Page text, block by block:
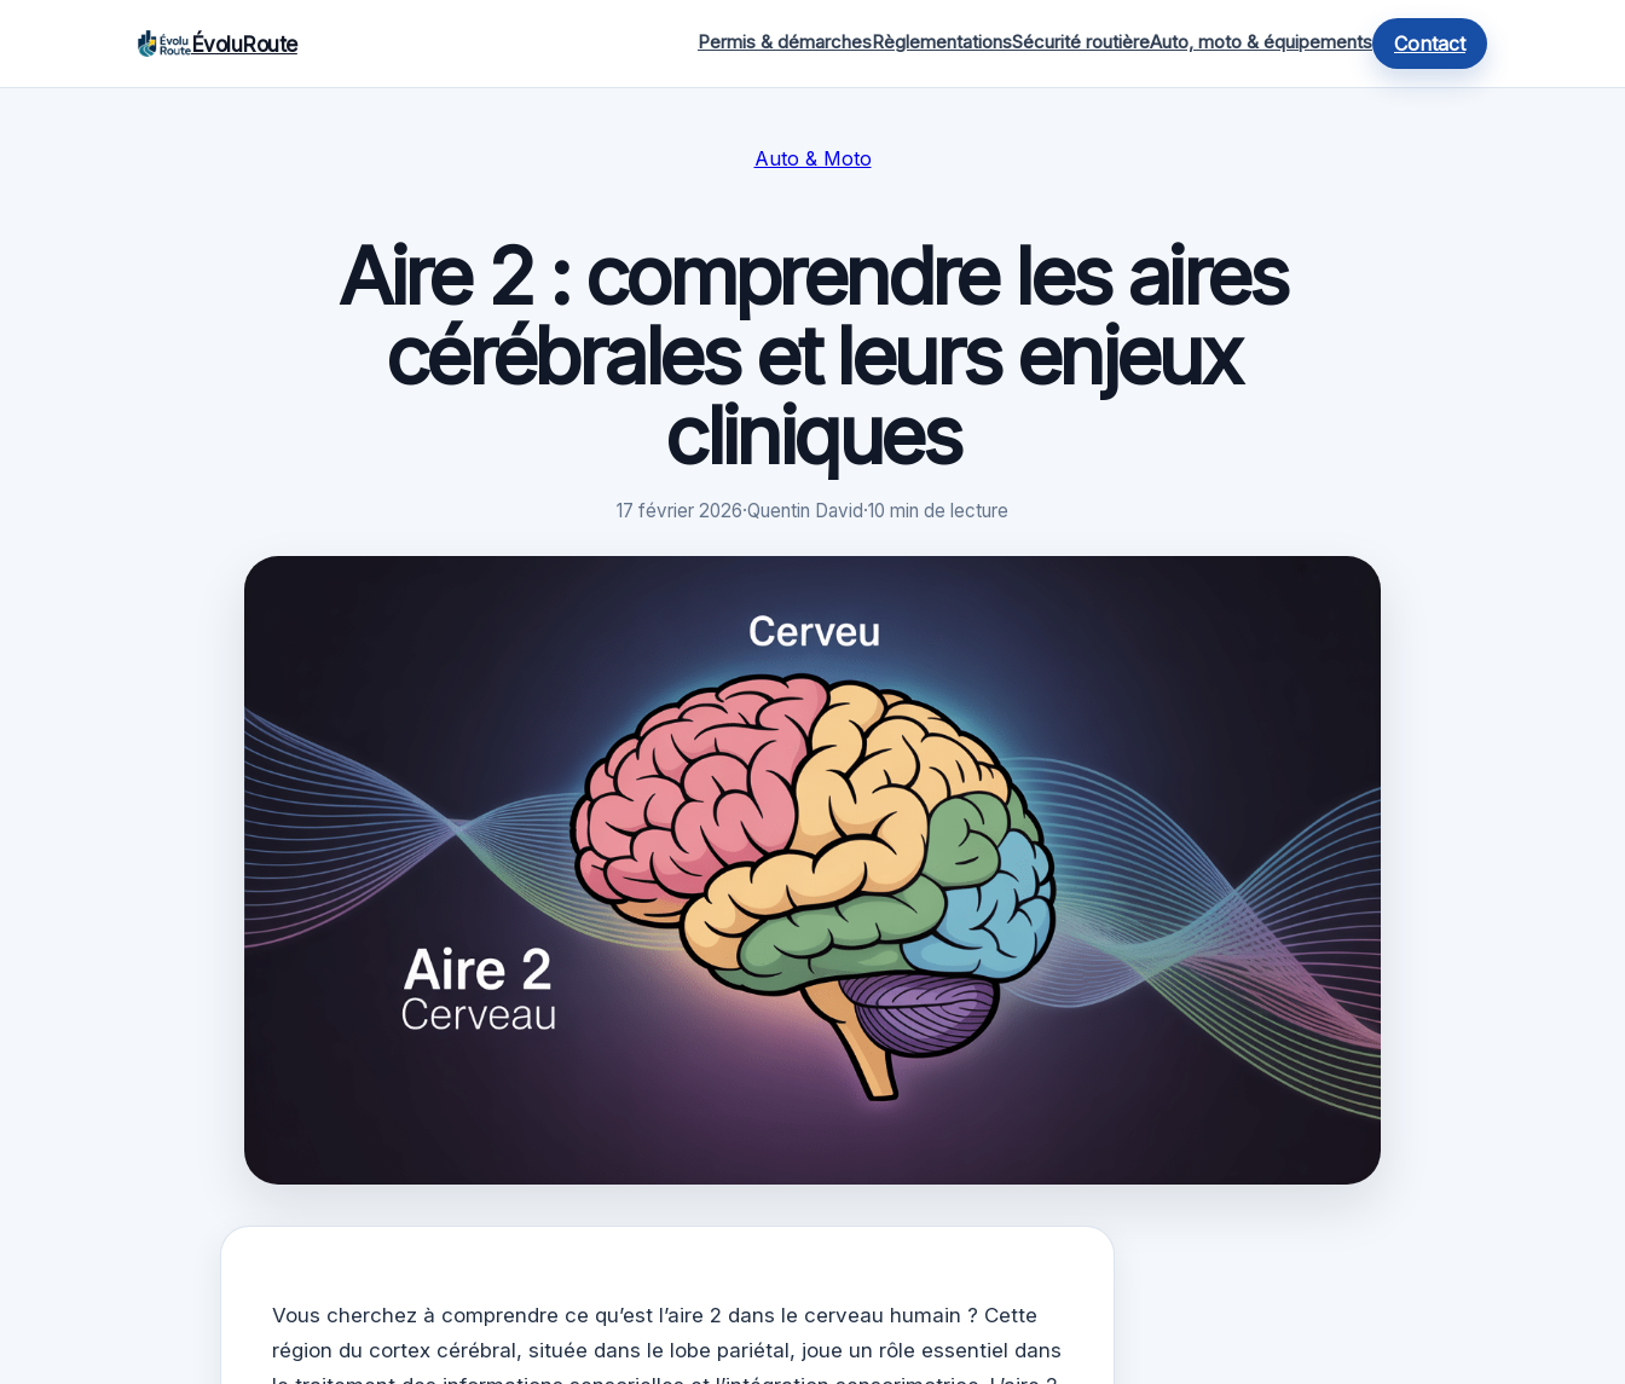
ÉvoluRoute Permis & démarchesRèglementationsSécurité routièreAuto, moto & équipements Contact
Auto & Moto
Aire 2 : comprendre les aires
cérébrales et leurs enjeux
cliniques
17 février 2026·Quentin David·10 min de lecture
Vous cherchez à comprendre ce qu’est l’aire 2 dans le cerveau humain ? Cette
région du cortex cérébral, située dans le lobe pariétal, joue un rôle essentiel dans